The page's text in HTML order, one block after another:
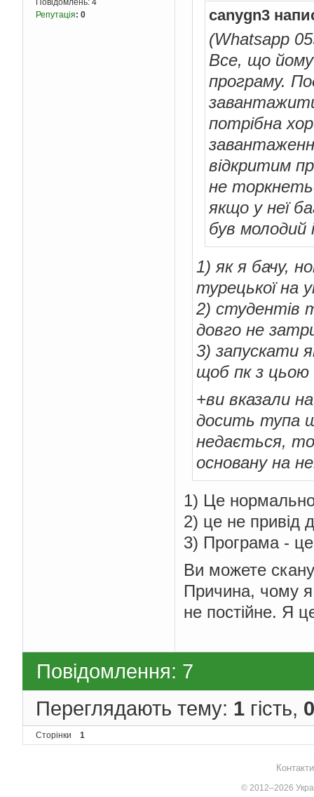
Репутація: 0 canygn3
(Whatsapp
Все, що
програму.
потрібна
відкритим
не
якщо у неї
був молодий
1) як я бачу,
турецької на
2) студентів
довго не
3) запускати
щоб пк з
+ви вказали
досить тупа
недається,
основану на
1) Це
2) це не привід
3) Програма -
Ви можете
Причина, чому я
не постійне. Я
Повідомлення: 7
Переглядають тему: 1 гість, 0
Сторінки 1
© 2012–2026